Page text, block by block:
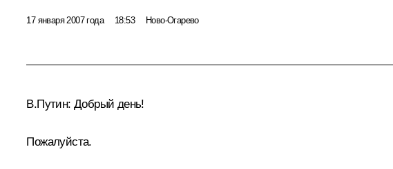
17 января 2007 года 18:53 Ново-Огарево
В.Путин: Добрый день!
Пожалуйста.